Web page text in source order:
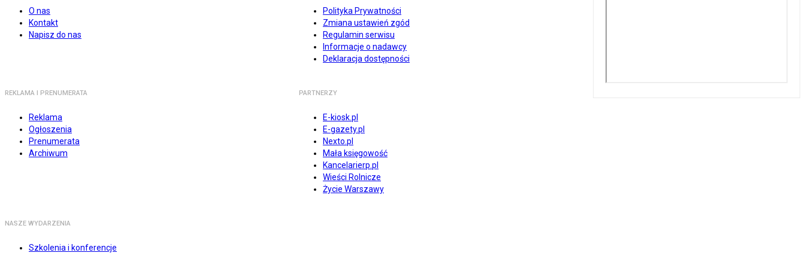
O nas
Kontakt
Napisz do nas
Polityka Prywatności
Zmiana ustawień zgód
Regulamin serwisu
Informacje o nadawcy
Deklaracja dostępności
REKLAMA I PRENUMERATA
Reklama
Ogłoszenia
Prenumerata
Archiwum
PARTNERZY
E-kiosk.pl
E-gazety.pl
Nexto.pl
Mała księgowość
Kancelarierp.pl
Wieści Rolnicze
Życie Warszawy
NASZE WYDARZENIA
Szkolenia i konferencje